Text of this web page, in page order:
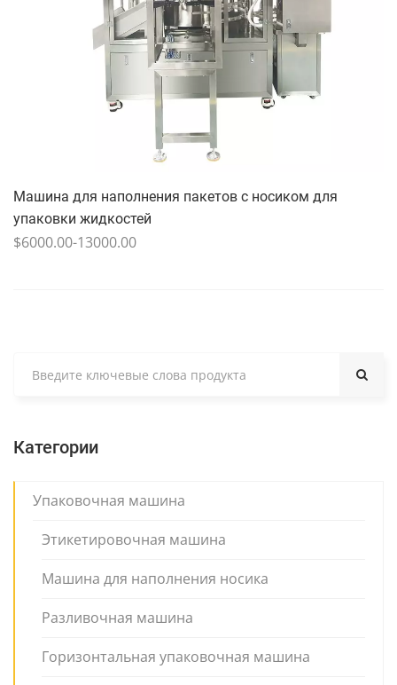
Машина для наполнения пакетов с носиком для
упаковки жидкостей
$6000.00-13000.00
Категории
Упаковочная машина
Этикетировочная машина
Машина для наполнения носика
Разливочная машина
Горизонтальная упаковочная машина